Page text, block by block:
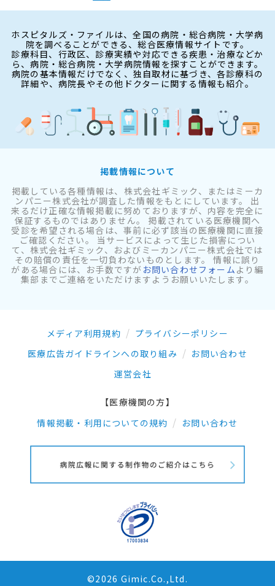
ホスピタルズ・ファイルは、全国の病院・総合病院・大学病
院を調べることができる、総合医療情報サイトです。
診療科目、行政区、診療実績や対応できる疾患・治療などか
ら、病院・総合病院・大学病院情報を探すことができます。
病院の基本情報だけでなく、独自取材に基づき、各診療科の
詳細や、病院長やその他ドクターに関する情報も紹介。
掲載情報について
掲載している各種情報は、株式会社ギミック、またはミーカ
ンパニー株式会社が調査した情報をもとにしています。 出
来るだけ正確な情報掲載に努めておりますが、内容を完全に
保証するものではありません。 掲載されている医療機関へ
受診を希望される場合は、事前に必ず該当の医療機関に直接
ご確認ください。 当サービスによって生じた損害につい
て、株式会社ギミック、およびミーカンパニー株式会社では
その賠償の責任を一切負わないものとします。 情報に誤り
がある場合には、お手数ですが お問い合わせフォーム より編
集部までご連絡をいただけますようお願いいたします。
メディア利用規約
プライバシーポリシー
医療広告ガイドラインへの取り組み
お問い合わせ
運営会社
【医療機関の方】
情報掲載・利用についての規約
お問い合わせ
©2026 Gimic.Co.,Ltd.